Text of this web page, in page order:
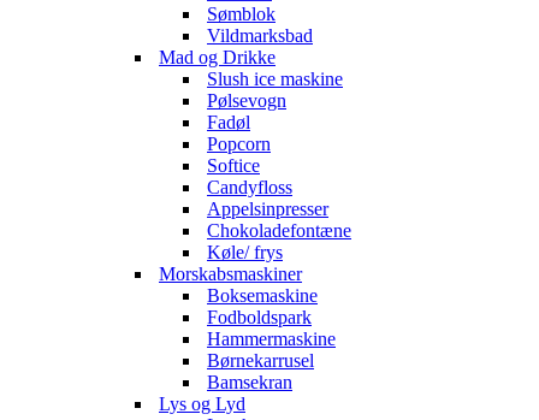
Sømblok
Vildmarksbad
Mad og Drikke
Slush ice maskine
Pølsevogn
Fadøl
Popcorn
Softice
Candyfloss
Appelsinpresser
Chokoladefontæne
Køle/ frys
Morskabsmaskiner
Boksemaskine
Fodboldspark
Hammermaskine
Børnekarrusel
Bamsekran
Lys og Lyd